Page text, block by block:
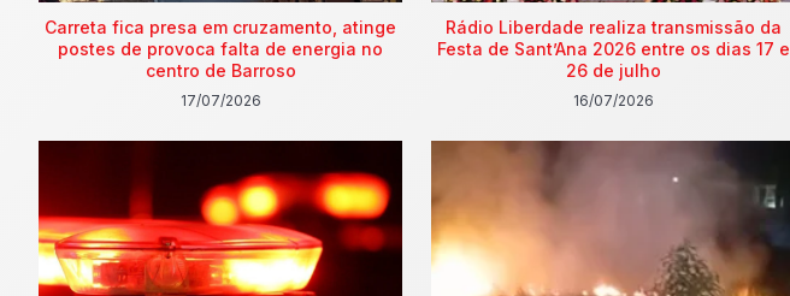
Carreta fica presa em cruzamento, atinge
postes de provoca falta de energia no
centro de Barroso
17/07/2026
Rádio Liberdade realiza transmissão da
Festa de Sant’Ana 2026 entre os dias 17 e
26 de julho
16/07/2026